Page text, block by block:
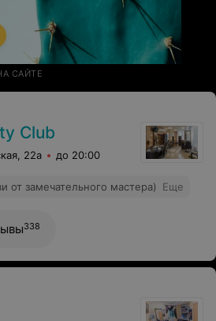
САЙТЕ
Club
22а до 20:00
от замечательного мастера) Еще
338